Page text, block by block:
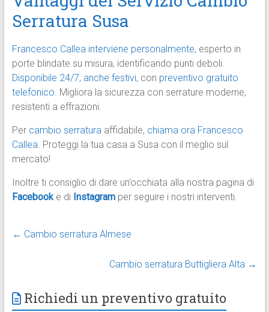
Serratura Susa
Francesco Callea interviene personalmente, esperto in
porte blindate su misura, identificando punti deboli.
Disponibile 24/7, anche festivi, con preventivo gratuito
telefonico. Migliora la sicurezza con serrature moderne,
resistenti a effrazioni.
Per cambio serraturaaffidabile, chiama ora Francesco
Callea. Proteggi la tua casa a Susa con il meglio sul
mercato!
Inoltre ti consiglio di dare un’occhiata alla nostra pagina di
Facebook e di Instagram per seguire i nostri interventi.
← Cambio serratura Almese
Cambio serratura Buttigliera Alta →
Richiedi un preventivo gratuito